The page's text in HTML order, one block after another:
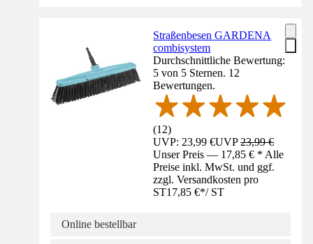
Straßenbesen GARDENA
combisystem
Durchschnittliche Bewertung:
5 von 5 Sternen. 12
Bewertungen.
(12)
UVP: 23,99 €UVP23,99 €
Unser Preis — 17,85 € * Alle
Preise inkl. MwSt. und ggf.
zzgl. Versandkosten pro
ST17,85 €*/ ST
Online bestellbar